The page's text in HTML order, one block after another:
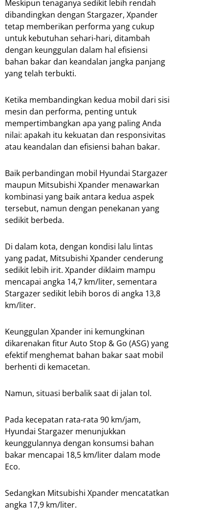
Meskipun tenaganya sedikit lebih rendah
dibandingkan dengan Stargazer, Xpander
tetap memberikan performa yang cukup
untuk kebutuhan sehari-hari, ditambah
dengan keunggulan dalam hal efisiensi
bahan bakar dan keandalan jangka panjang
yang telah terbukti.
Ketika membandingkan kedua mobil dari sisi
mesin dan performa, penting untuk
mempertimbangkan apa yang paling Anda
nilai: apakah itu kekuatan dan responsivitas
atau keandalan dan efisiensi bahan bakar.
Baik perbandingan mobil Hyundai Stargazer
maupun Mitsubishi Xpander menawarkan
kombinasi yang baik antara kedua aspek
tersebut, namun dengan penekanan yang
sedikit berbeda.
Di dalam kota, dengan kondisi lalu lintas
yang padat, Mitsubishi Xpander cenderung
sedikit lebih irit. Xpander diklaim mampu
mencapai angka 14,7 km/liter, sementara
Stargazer sedikit lebih boros di angka 13,8
km/liter.
Keunggulan Xpander ini kemungkinan
dikarenakan fitur Auto Stop & Go (ASG) yang
efektif menghemat bahan bakar saat mobil
berhenti di kemacetan.
Namun, situasi berbalik saat di jalan tol.
Pada kecepatan rata-rata 90 km/jam,
Hyundai Stargazer menunjukkan
keunggulannya dengan konsumsi bahan
bakar mencapai 18,5 km/liter dalam mode
Eco.
Sedangkan Mitsubishi Xpander mencatatkan
angka 17,9 km/liter.